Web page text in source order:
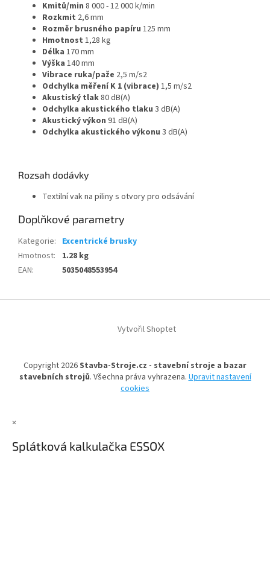
Kmitů/min 8 000 - 12 000 k/min
Rozkmit 2,6 mm
Rozměr brusného papíru 125 mm
Hmotnost 1,28 kg
Délka 170 mm
Výška 140 mm
Vibrace ruka/paže 2,5 m/s2
Odchylka měření K 1 (vibrace) 1,5 m/s2
Akustiský tlak80 dB(A)
Odchylka akustického tlaku 3 dB(A)
Akustický výkon 91 dB(A)
Odchylka akustického výkonu 3 dB(A)
Rozsah dodávky
Textilní vak na piliny s otvory pro odsávání
Doplňkové parametry
Kategorie: Excentrické brusky
Hmotnost:
1.28 kg
EAN: 5035048553954
Vytvořil Shoptet
Copyright 2026Stavba-Stroje.cz - stavební stroje a bazar
stavebních strojů. Všechna práva vyhrazena.Upravit nastavení
cookies
×
Splátková kalkulačka ESSOX